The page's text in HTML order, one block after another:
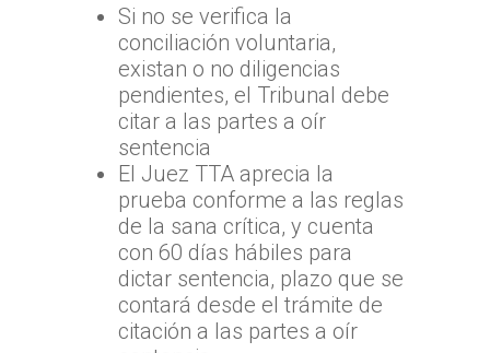
Si no se verifica la
conciliación voluntaria,
existan o no diligencias
pendientes, el Tribunal debe
citar a las partes a oír
sentencia
El Juez TTA aprecia la
prueba conforme a las reglas
de la sana crítica, y cuenta
con 60 días hábiles para
dictar sentencia, plazo que se
contará desde el trámite de
citación a las partes a oír